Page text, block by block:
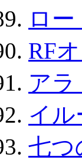
ロ
RF
アラ
イル
七つ